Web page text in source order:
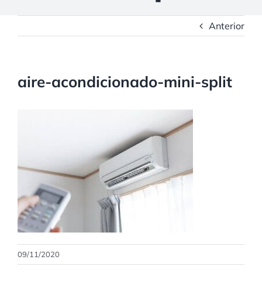
Anterior
aire-acondicionado-mini-split
09/11/2020